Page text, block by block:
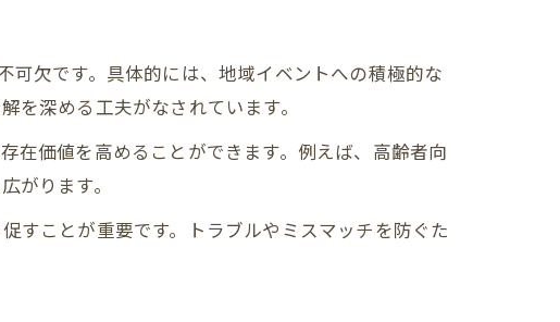
肢
所
イント
欠です。具体的には、地域イベントへの積極的な
深める工夫がなされています。
在価値を高めることができます。例えば、高齢者向
がります。
すことが重要です。トラブルやミスマッチを防ぐた